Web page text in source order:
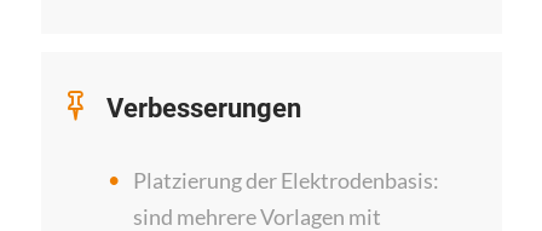
Verbesserungen
Platzierung der Elektrodenbasis:
sind mehrere Vorlagen mit